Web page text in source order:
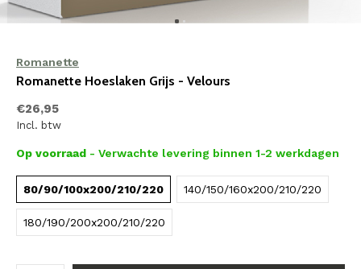
Romanette
Romanette Hoeslaken Grijs - Velours
€26,95
Incl. btw
Op voorraad - Verwachte levering binnen 1-2 werkdagen
80/90/100x200/210/220 140/150/160x200/210/220
180/190/200x200/210/220